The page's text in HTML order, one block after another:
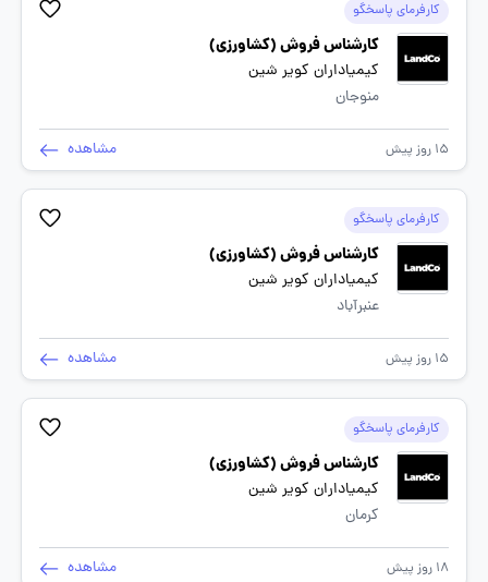
کارفرمای پاسخگو
کارشناس فروش (کشاورزی)
کیمیاداران کویر شین
منوجان
15 روز پیش مشاهده
کارفرمای پاسخگو
کارشناس فروش (کشاورزی)
کیمیاداران کویر شین
عنبرآباد
15 روز پیش مشاهده
کارفرمای پاسخگو
کارشناس فروش (کشاورزی)
کیمیاداران کویر شین
کرمان
18 روز پیش مشاهده